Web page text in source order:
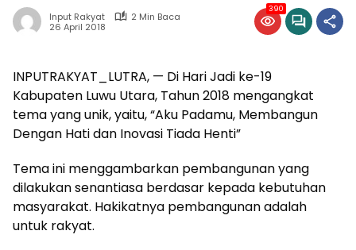
Input Rakyat
2 Min Baca
26 April 2018
390
INPUTRAKYAT_LUTRA, — Di Hari Jadi ke-19
Kabupaten Luwu Utara, Tahun 2018 mengangkat
tema yang unik, yaitu, “Aku Padamu, Membangun
Dengan Hati dan Inovasi Tiada Henti”
Tema ini menggambarkan pembangunan yang
dilakukan senantiasa berdasar kepada kebutuhan
masyarakat. Hakikatnya pembangunan adalah
untuk rakyat.